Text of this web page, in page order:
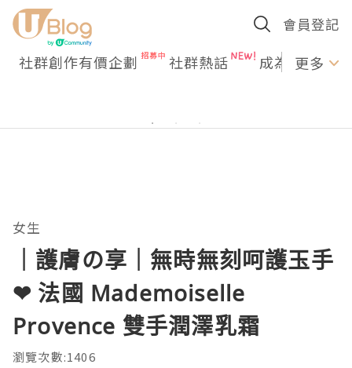
會員登記
社群創作有價企劃 社群熱話 成為U更多
女生
｜護膚の享｜無時無刻呵護玉手
❤ 法國 Mademoiselle
Provence 雙手潤澤乳霜
瀏覽次數:1406